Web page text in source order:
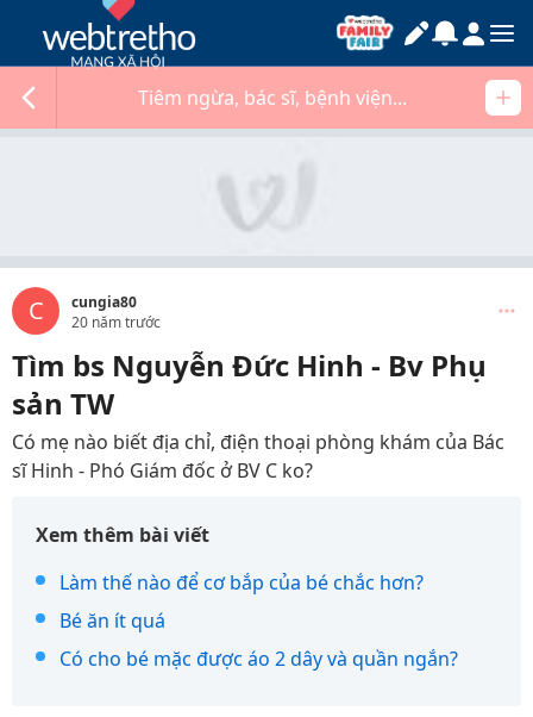
Tiêm ngừa, bác sĩ, bệnh viện...
C
cungia80
20 năm trước
Tìm bs Nguyễn Đức Hinh - Bv Phụ
sản TW
Có mẹ nào biết địa chỉ, điện thoại phòng khám của Bác
sĩ Hinh - Phó Giám đốc ở BV C ko?
Xem thêm bài viết
Làm thế nào để cơ bắp của bé chắc hơn?
Bé ăn ít quá
Có cho bé mặc được áo 2 dây và quần ngắn?